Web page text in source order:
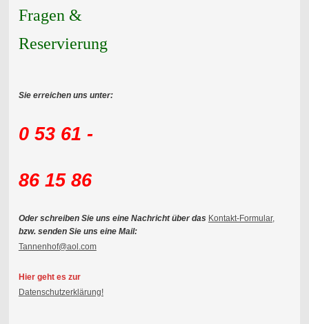
Fragen &
Reservierung
Sie erreichen uns unter:
0 53 61 -
86 15 86
Oder schreiben Sie uns eine Nachricht über das Kontakt-Formular,
bzw. senden Sie uns eine Mail:
Tannenhof@aol.com
Hier geht es zur
Datenschutzerklärung!